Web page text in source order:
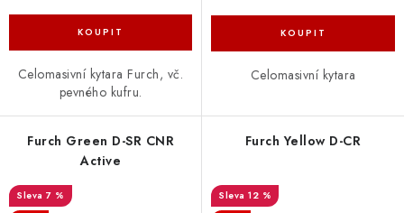
Celomasivní kytara Furch, vč.
pevného kufru.
Celomasivní kytara
Furch Green D-SR CNR
Active
7 %
Furch Yellow D-CR
12 %